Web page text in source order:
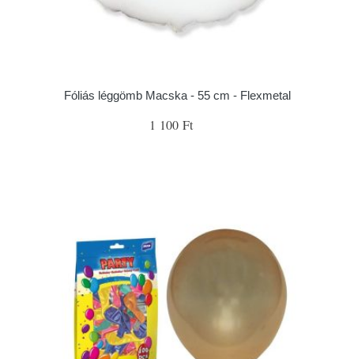
Fóliás léggömb Macska - 55 cm - Flexmetal
1 100 Ft